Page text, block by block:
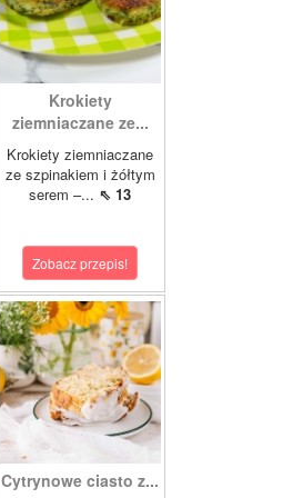
Krokiety
ziemniaczane ze...
Krokiety ziemniaczane
ze szpinakiem i żółtym
serem –... ⇖ 13
Zobacz przepis!
Cytrynowe ciasto z...